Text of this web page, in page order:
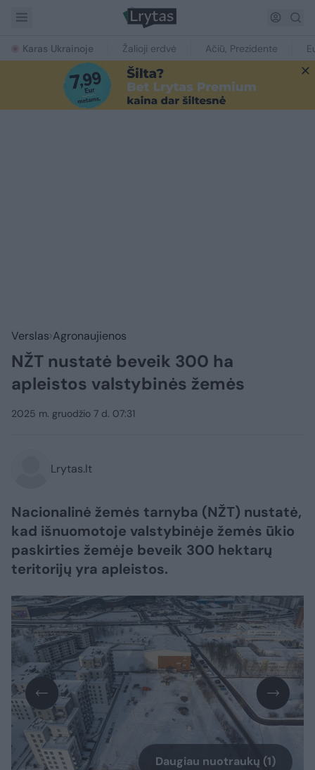
Karas Ukrainoje Žalioji erdvė Ačiū, Prezidente
Verslas Agronaujienos
NŽT nustatė beveik 300 ha
apleistos valstybinės žemės
2025 m. gruodžio 7 d. 07:31
Lrytas.lt
Nacionalinė žemės tarnyba (NŽT) nustatė,
kad išnuomotoje valstybinėje žemės ūkio
paskirties žemėje beveik 300 hektarų
teritorijų yra apleistos.
Daugiau nuotraukų (1)